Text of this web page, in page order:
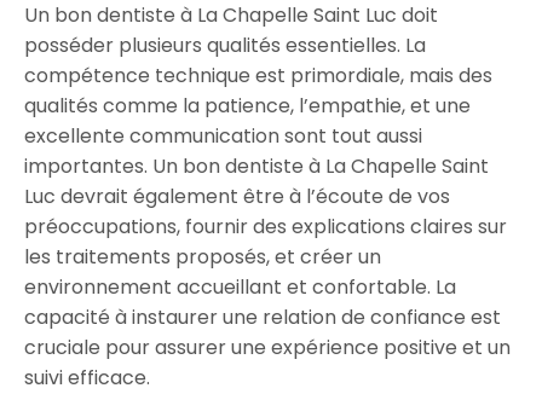
Un bon dentiste à La Chapelle Saint Luc doit
posséder plusieurs qualités essentielles. La
compétence technique est primordiale, mais des
qualités comme la patience, l’empathie, et une
excellente communication sont tout aussi
importantes. Un bon dentiste à La Chapelle Saint
Luc devrait également être à l’écoute de vos
préoccupations, fournir des explications claires sur
les traitements proposés, et créer un
environnement accueillant et confortable. La
capacité à instaurer une relation de confiance est
cruciale pour assurer une expérience positive et un
suivi efficace.